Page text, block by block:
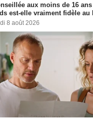
aux moins de 16
est-elle vraiment fidèle au
8 août 2026